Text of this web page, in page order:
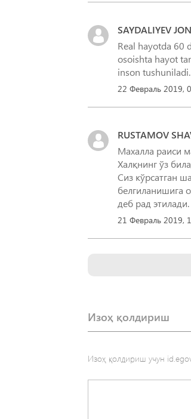
SAYDALIYEV
Real hayotda 60
osoishta hayot
inson
22 Февраль 2019,
RUSTAMOV
Махалла раиси
Халқнинг ўз
Сиз кўрсатган
белгиланишига
деб рад этилади.
21 Февраль 2019,
Изоҳ қолдириш
Изоҳ қолдириш учун